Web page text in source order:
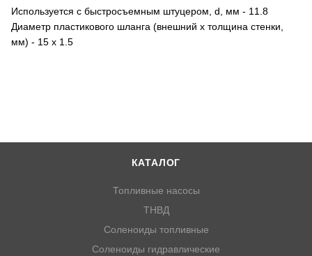
Используется с быстросъемным штуцером, d, мм - 11.8
Диаметр пластикового шланга (внешний х толщина стенки,
мм) - 15 х 1.5
КАТАЛОГ
Топливные насосы
ТНВД
Соленоиды топливные
Соленоиды гидравлические